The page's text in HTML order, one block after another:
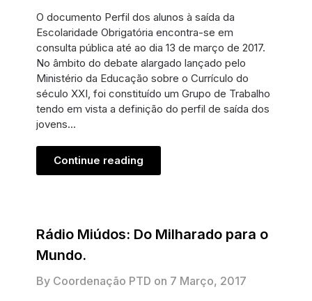
O documento Perfil dos alunos à saída da
Escolaridade Obrigatória encontra-se em
consulta pública até ao dia 13 de março de 2017.
No âmbito do debate alargado lançado pelo
Ministério da Educação sobre o Currículo do
século XXI, foi constituído um Grupo de Trabalho
tendo em vista a definição do perfil de saída dos
jovens…
Continue reading
Rádio Miúdos: Do Milharado para o
Mundo.
By Coordenação PTD on 7 Março, 2017